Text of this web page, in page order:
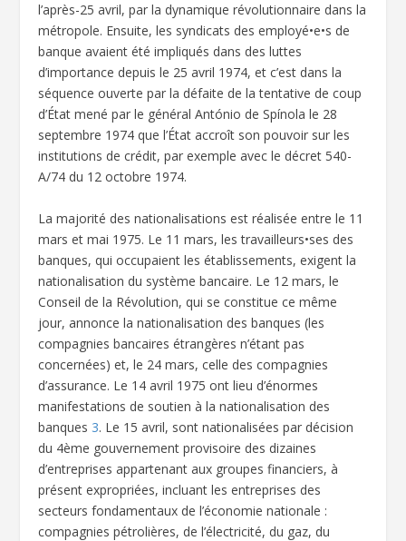
l’après-25 avril, par la dynamique révolutionnaire dans la
métropole. Ensuite, les syndicats des employé•e•s de
banque avaient été impliqués dans des luttes
d’importance depuis le 25 avril 1974, et c’est dans la
séquence ouverte par la défaite de la tentative de coup
d’État mené par le général António de Spínola le 28
septembre 1974 que l’État accroît son pouvoir sur les
institutions de crédit, par exemple avec le décret 540-
A/74 du 12 octobre 1974.
La majorité des nationalisations est réalisée entre le 11
mars et mai 1975. Le 11 mars, les travailleurs•ses des
banques, qui occupaient les établissements, exigent la
nationalisation du système bancaire. Le 12 mars, le
Conseil de la Révolution, qui se constitue ce même
jour, annonce la nationalisation des banques (les
compagnies bancaires étrangères n’étant pas
concernées) et, le 24 mars, celle des compagnies
d’assurance. Le 14 avril 1975 ont lieu d’énormes
manifestations de soutien à la nationalisation des
banques 3. Le 15 avril, sont nationalisées par décision
du 4ème gouvernement provisoire des dizaines
d’entreprises appartenant aux groupes financiers, à
présent expropriées, incluant les entreprises des
secteurs fondamentaux de l’économie nationale :
compagnies pétrolières, de l’électricité, du gaz, du